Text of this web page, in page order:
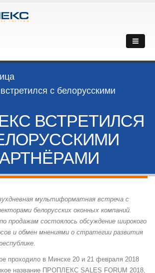
с белорусскими
ВСТРЕТИЛСЯ
мультиформатная встреча с
белорусских оконных компаний.
продажам состоялось обсуждение широкого
и обмен мнениями о стратегии развития
проходило в Минске 20 и 21 февраля 2018
название ПРОПЛЕКС SALES FORUM 2018,